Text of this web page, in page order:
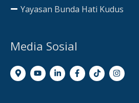
Yayasan Bunda Hati Kudus
Media Sosial